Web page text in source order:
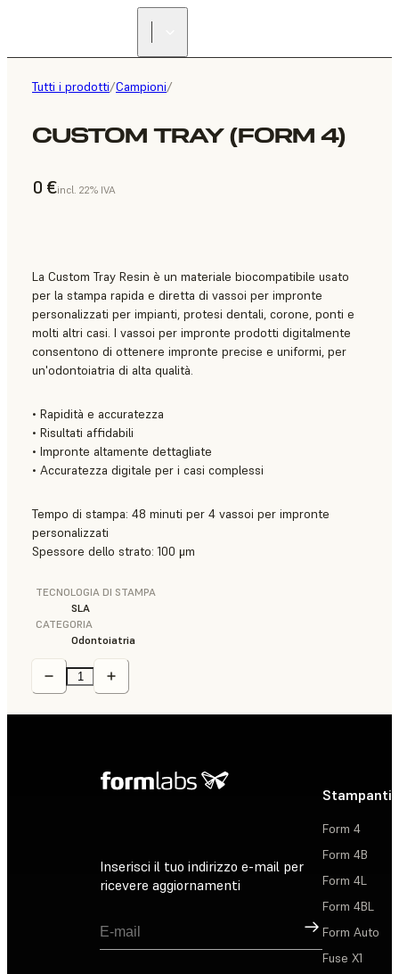
Tutti i prodotti/Campioni/
CUSTOM TRAY (FORM 4)
0 €incl. 22% IVA
La Custom Tray Resin è un materiale biocompatibile usato
per la stampa rapida e diretta di vassoi per impronte
personalizzati per impianti, protesi dentali, corone, ponti e
molti altri casi. I vassoi per impronte prodotti digitalmente
consentono di ottenere impronte precise e uniformi, per
un'odontoiatria di alta qualità.
• Rapidità e accuratezza
• Risultati affidabili
• Impronte altamente dettagliate
• Accuratezza digitale per i casi complessi
Tempo di stampa: 48 minuti per 4 vassoi per impronte
personalizzati
Spessore dello strato: 100 μm
TECNOLOGIA DI STAMPA
SLA
CATEGORIA
Odontoiatria
Inserisci il tuo indirizzo e-mail per
ricevere aggiornamenti
Registrati
Stampanti
Form 4
Form 4B
Form 4L
Form 4BL
Form Auto
Fuse X1